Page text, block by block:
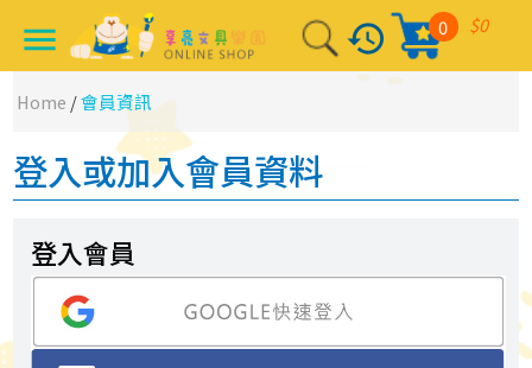
menu history $0
0
Home /會員資訊
登入或加入會員資料
登入會員